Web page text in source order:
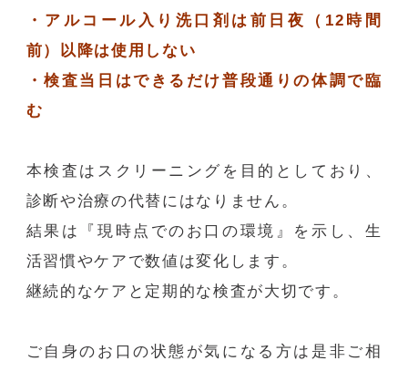
・アルコール入り洗口剤は前日夜（12時間
前）以降は使用しない
・検査当日はできるだけ普段通りの体調で臨
む
本検査はスクリーニングを目的としており、
診断や治療の代替にはなりません。
結果は『現時点でのお口の環境』を示し、生
活習慣やケアで数値は変化します。
継続的なケアと定期的な検査が大切です。
ご自身のお口の状態が気になる方は是非ご相